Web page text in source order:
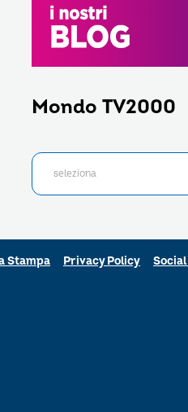
Mondo TV2000
Stampa Privacy Policy